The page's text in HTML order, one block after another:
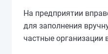
На предприятии
для заполнения
частные организации